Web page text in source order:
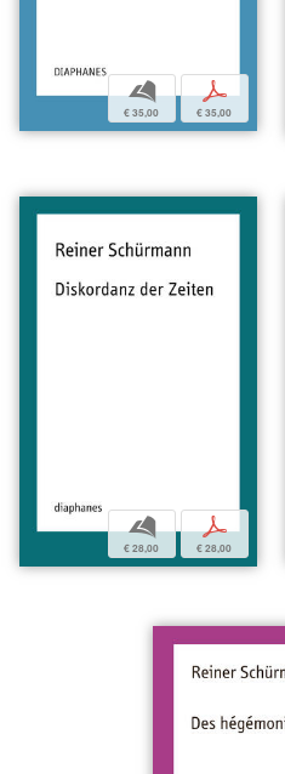
b
€ 35,00
p
€ 35,00
b
€ 28,00
p
€ 28,00